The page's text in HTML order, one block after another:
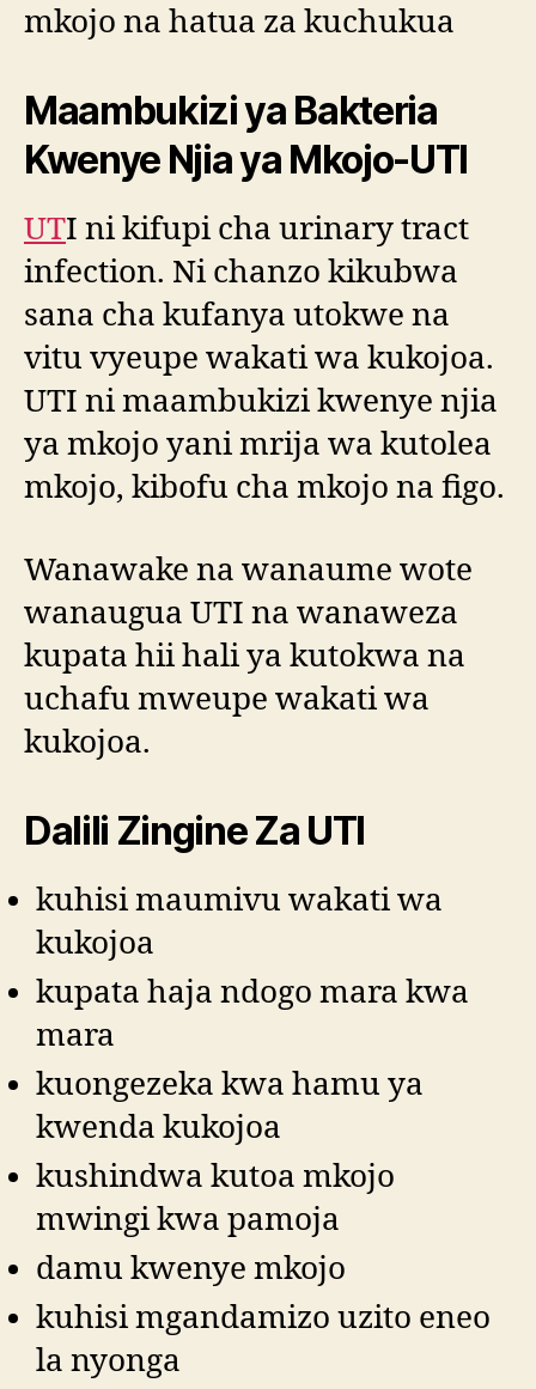
mkojo na hatua za kuchukua
Maambukizi ya Bakteria
Kwenye Njia ya Mkojo-UTI
UTI ni kifupi cha urinary tract
infection. Ni chanzo kikubwa
sana cha kufanya utokwe na
vitu vyeupe wakati wa kukojoa.
UTI ni maambukizi kwenye njia
ya mkojo yani mrija wa kutolea
mkojo, kibofu cha mkojo na figo.
Wanawake na wanaume wote
wanaugua UTI na wanaweza
kupata hii hali ya kutokwa na
uchafu mweupe wakati wa
kukojoa.
Dalili Zingine Za UTI
kuhisi maumivu wakati wa
kukojoa
kupata haja ndogo mara kwa
mara
kuongezeka kwa hamu ya
kwenda kukojoa
kushindwa kutoa mkojo
mwingi kwa pamoja
damu kwenye mkojo
kuhisi mgandamizo uzito eneo
la nyonga